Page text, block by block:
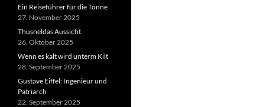
Ein Reiseführer für die Tonne
27. November 2025
Thusneldas Aussicht
26. Oktober 2025
Wenn es kalt wird unterm Kilt
28. September 2025
Gustave Eiffel: Ingenieur und
Patriarch
22. September 2025